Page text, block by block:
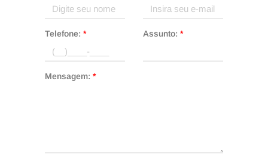
Telefone: * Assunto: *
Mensagem: *